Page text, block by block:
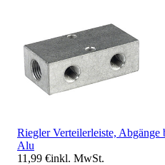
Riegler Verteilerleiste,
Alu
11,99 €inkl. MwSt.